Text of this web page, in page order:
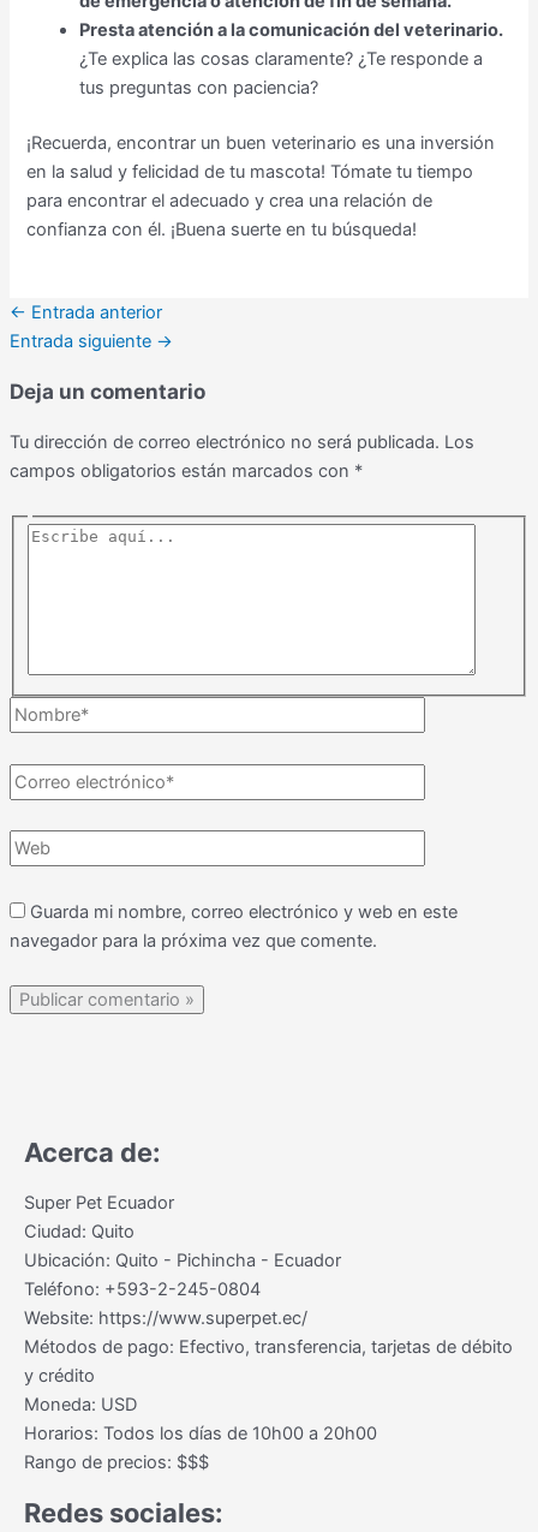
Presta atención a la comunicación del veterinario.
¿Te explica las cosas claramente? ¿Te responde a
tus preguntas con paciencia?
¡Recuerda, encontrar un buen veterinario es una inversión
en la salud y felicidad de tu mascota! Tómate tu tiempo
para encontrar el adecuado y crea una relación de
confianza con él. ¡Buena suerte en tu búsqueda!
← Entrada anterior
Entrada siguiente →
Deja un comentario
Tu dirección de correo electrónico no será publicada. Los
campos obligatorios están marcados con *
Escribe
Nombre*
Correo
electrónico*
Web
Guarda mi nombre, correo electrónico y web en este
navegador para la próxima vez que comente.
Acerca de:
Super Pet Ecuador
Ciudad: Quito
Ubicación: Quito - Pichincha - Ecuador
Teléfono: +593-2-245-0804
Website: https://www.superpet.ec/
Métodos de pago: Efectivo, transferencia, tarjetas de débito
y crédito
Moneda: USD
Horarios: Todos los días de 10h00 a 20h00
Rango de precios: $$$
Redes sociales: